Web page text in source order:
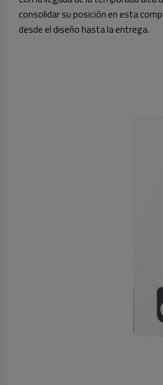
consolidar su posición en esta
desde el diseño hasta la entrega.